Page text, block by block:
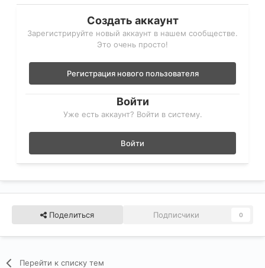
Создать аккаунт
Зарегистрируйте новый аккаунт в нашем сообществе.
Это очень просто!
Регистрация нового пользователя
Войти
Уже есть аккаунт? Войти в систему.
Войти
Поделиться Подписчики 0
Перейти к списку тем